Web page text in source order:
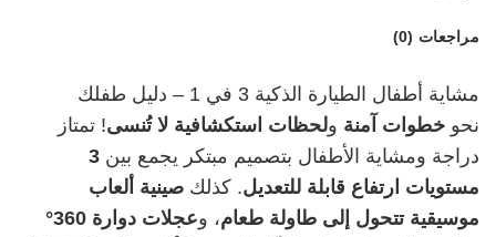
مراجعات (0)
مشاية أطفال الطيارة الذكية 3 في 1 – دليل طفلك
نحو خطوات آمنة ولحظات استكشافية لا تُنسى! تمتاز
دراجة ومشاية الأطفال بتصميم مبتكر يجمع بين 3
مستويات ارتفاع قابلة للتعديل. كذلك صينية ألعاب
موسيقية تتحول إلى طاولة طعام، و
عجلات دوارة 360°